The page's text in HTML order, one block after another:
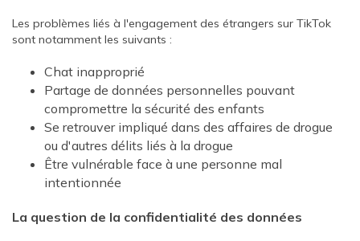
Les problèmes liés à l'engagement des étrangers sur TikTok
sont notamment les suivants :
Chat inapproprié
Partage de données personnelles pouvant
compromettre la sécurité des enfants
Se retrouver impliqué dans des affaires de drogue
ou d'autres délits liés à la drogue
Être vulnérable face à une personne mal
intentionnée
La question de la confidentialité des données